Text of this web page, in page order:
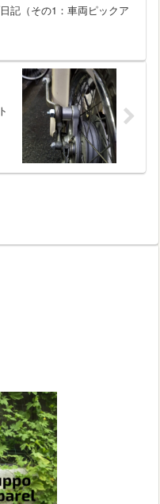
記（その1：車両ピックア